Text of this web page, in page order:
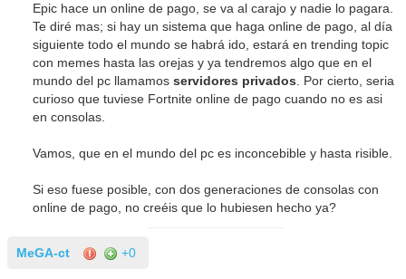
Epic hace un online de pago, se va al carajo y nadie lo pagara.
Te diré mas; si hay un sistema que haga online de pago, al día
siguiente todo el mundo se habrá ido, estará en trending topic
con memes hasta las orejas y ya tendremos algo que en el
mundo del pc llamamosservidores privados . Por cierto, seria
curioso que tuviese Fortnite online de pago cuando no es asi
en consolas.
Vamos, que en el mundo del pc es inconcebible y hasta risible.
Si eso fuese posible, con dos generaciones de consolas con
online de pago, no creéis que lo hubiesen hecho ya?
MeGA-ct +0